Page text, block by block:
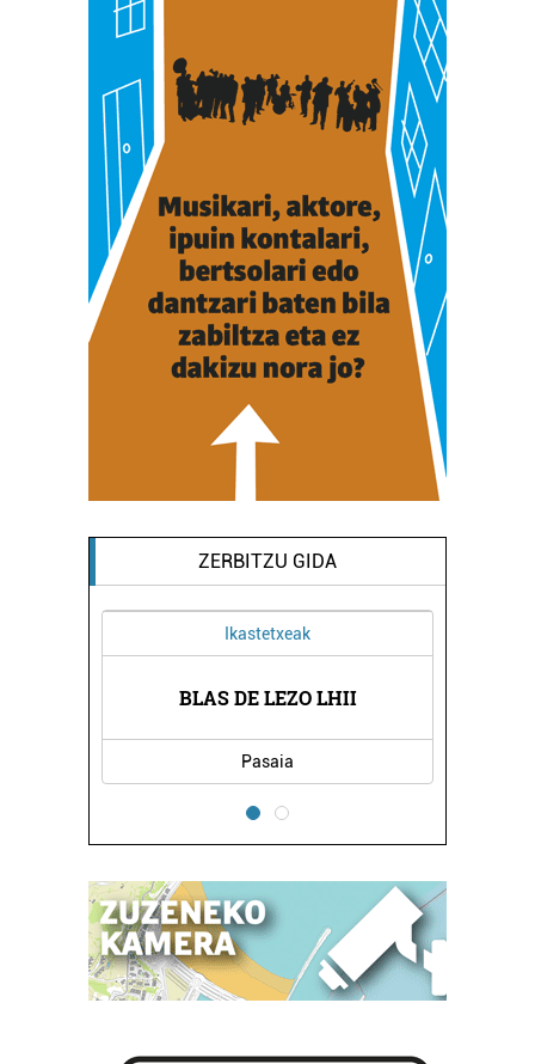
ZERBITZU GIDA
Ikastetxeak
BLAS DE LEZO LHII
Pasaia